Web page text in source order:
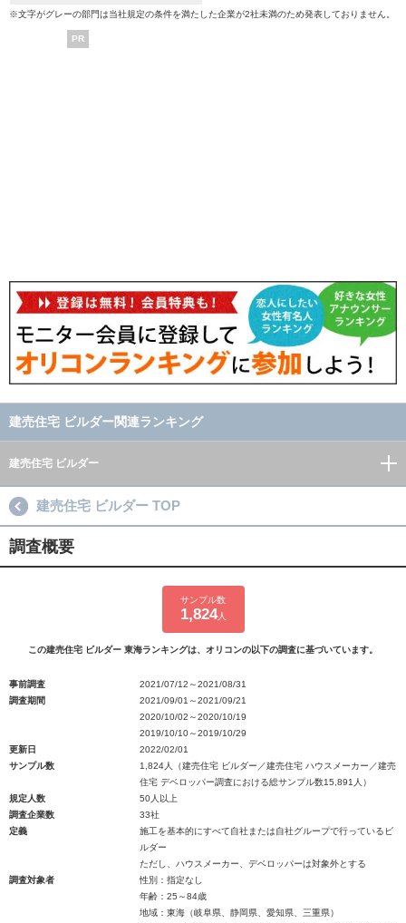
※文字がグレーの部門は当社規定の条件を満たした企業が2社未満のため発表しておりません。
PR
建売住宅 ビルダー関連ランキング
建売住宅 ビルダー
建売住宅 ビルダー TOP
調査概要
サンプル数
1,824人
この建売住宅 ビルダー 東海ランキングは、オリコンの以下の調査に基づいています。
事前調査
2021/07/12～2021/08/31
調査期間
2021/09/01～2021/09/21
2020/10/02～2020/10/19
2019/10/10～2019/10/29
更新日
2022/02/01
サンプル数
1,824人（建売住宅 ビルダー／建売住宅 ハウスメーカー／建売
住宅 デベロッパー調査における総サンプル数15,891人）
規定人数
50人以上
調査企業数
33社
定義
施工を基本的にすべて自社または自社グループで行っているビ
ルダー
ただし、ハウスメーカー、デベロッパーは対象外とする
調査対象者
性別：指定なし
年齢：25～84歳
地域：東海（岐阜県、静岡県、愛知県、三重県）